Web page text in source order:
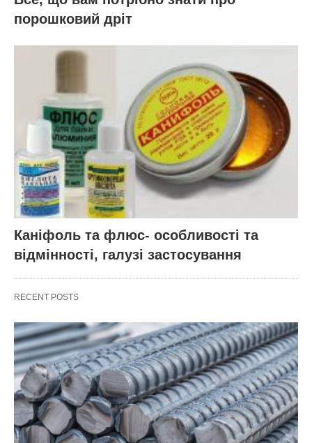
порошковий дріт
Каніфоль та флюс- особливості та
відмінності, галузі застосування
RECENT POSTS